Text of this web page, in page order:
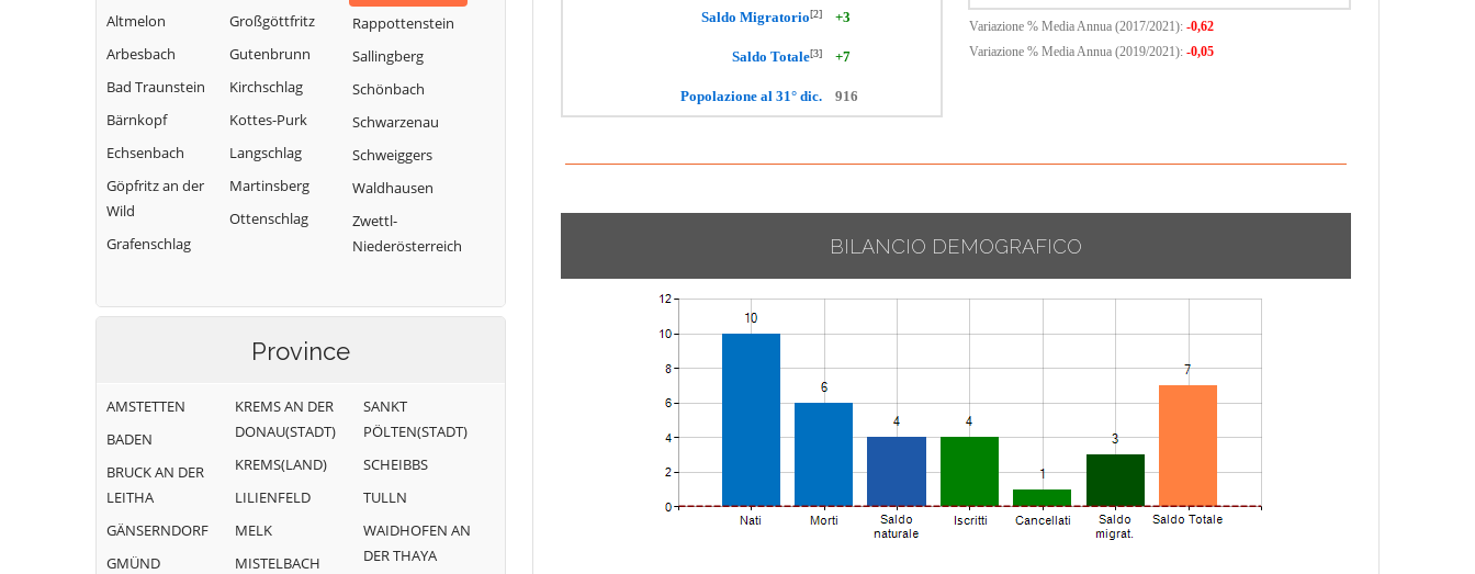
Altmelon
Arbesbach
Bad Traunstein
Bärnkopf
Echsenbach
Göpfritz an der
Wild
Grafenschlag
Großgöttfritz
Gutenbrunn
Kirchschlag
Kottes-Purk
Langschlag
Martinsberg
Ottenschlag
Rappottenstein
Sallingberg
Schönbach
Schwarzenau
Schweiggers
Waldhausen
Zwettl-
Niederösterreich
Province
AMSTETTEN
BADEN
BRUCK AN DER
LEITHA
GÄNSERNDORF
GMÜND
KREMS AN DER
DONAU(STADT)
KREMS(LAND)
LILIENFELD
MELK
MISTELBACH
SANKT
PÖLTEN(STADT)
SCHEIBBS
TULLN
WAIDHOFEN AN
DER THAYA
Saldo Migratorio[2] +3
Saldo Totale[3] +7
Popolazione al 31° dic. 916
Variazione % Media Annua (2017/2021): -0,62
Variazione % Media Annua (2019/2021): -0,05
BILANCIO DEMOGRAFICO